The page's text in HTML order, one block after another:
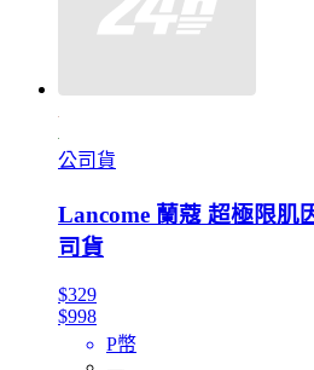
公司貨
Lancome 蘭蔻 超極限肌
司貨
$329
$998
P幣